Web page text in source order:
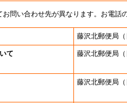
問い合わせ先が異なります。お電話
藤沢北郵便局
て 藤沢北郵便局
藤沢北郵便局